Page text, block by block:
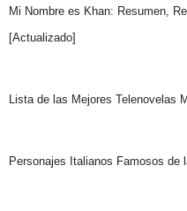
Mi Nombre es Khan: Resumen,
[Actualizado]
Lista de las Mejores Telenovelas
Personajes Italianos Famosos de